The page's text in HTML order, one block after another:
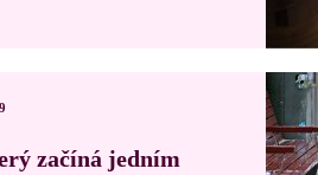
začíná jedním